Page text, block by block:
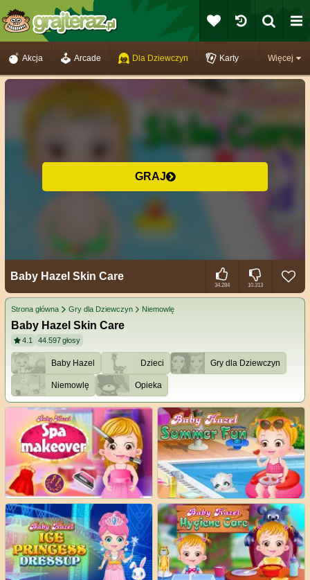
Więcej
Akcja Arcade Dla Dziewczyn Karty
GRAJ
Baby Hazel Skin Care
34.284 10.313
Strona główna Gry dla Dziewczyn Niemowlę
Baby Hazel Skin Care
4.1 44.597głosy
Baby Hazel Dzieci Gry dla Dziewczyn
Niemowlę Opieka